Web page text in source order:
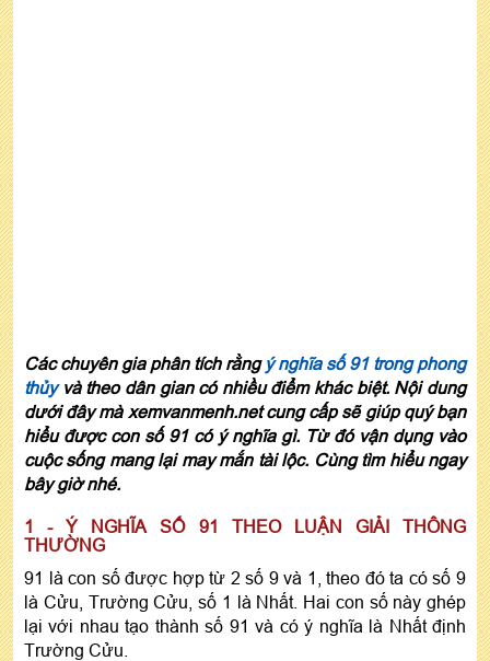
Các chuyên gia phân tích rằng ý nghĩa số 91 trong phong
thủyvà theo dân gian có nhiều điểm khác biệt. Nội dung
dưới đây mà xemvanmenh.net cung cấp sẽ giúp quý bạn
hiểu được con số 91 có ý nghĩa gì. Từ đó vận dụng vào
cuộc sống mang lại may mắn tài lộc. Cùng tìm hiểu ngay
bây giờ nhé.
1 - Ý NGHĨA SỐ 91 THEO LUẬN GIẢI THÔNG
THƯỜNG
91 là con số được hợp từ 2 số 9 và 1, theo đó ta có số 9
là Cửu, Trường Cửu, số 1 là Nhất. Hai con số này ghép
lại với nhau tạo thành số 91 và có ý nghĩa là Nhất định
Trường Cửu.